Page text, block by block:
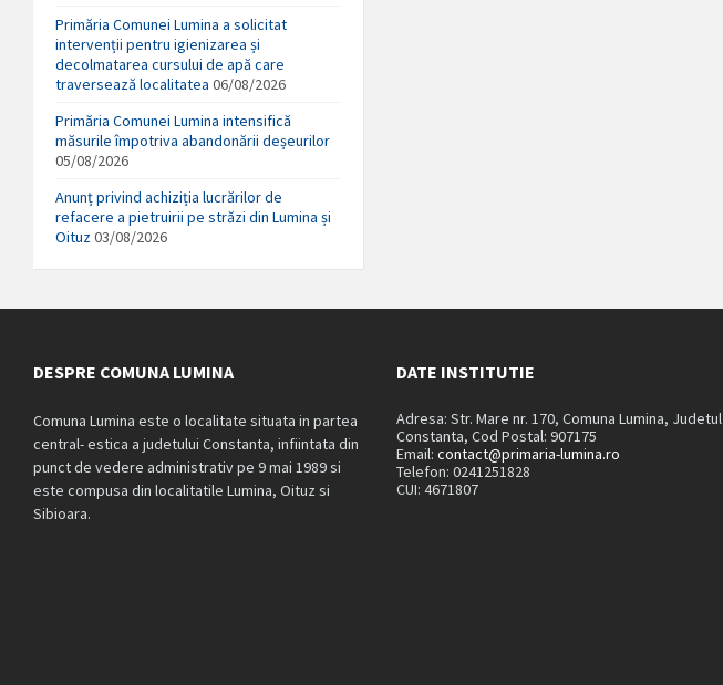
Primăria Comunei Lumina a solicitat
intervenții pentru igienizarea și
decolmatarea cursului de apă care
traversează localitatea 06/08/2026
Primăria Comunei Lumina intensifică
măsurile împotriva abandonării deșeurilor
05/08/2026
Anunț privind achiziția lucrărilor de
refacere a pietruirii pe străzi din Lumina și
Oituz03/08/2026
DESPRE COMUNA LUMINA
Comuna Lumina este o localitate situata in partea
central- estica a judetului Constanta, infiintata din
punct de vedere administrativ pe 9 mai 1989 si
este compusa din localitatile Lumina, Oituz si
Sibioara.
DATE INSTITUTIE
Adresa: Str. Mare nr. 170, Comuna Lumina, Judetul
Constanta, Cod Postal: 907175
Email:contact@primaria-lumina.ro
Telefon: 0241251828
CUI: 4671807